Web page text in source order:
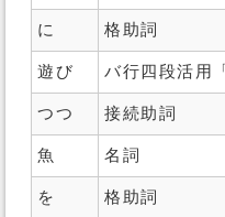
に 格助詞
遊び バ行四段活用「
つつ 接続助詞
魚 名詞
を 格助詞